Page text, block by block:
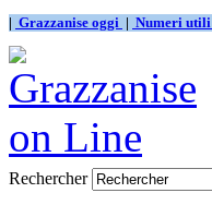
| Grazzanise oggi | Numeri utili
Rechercher